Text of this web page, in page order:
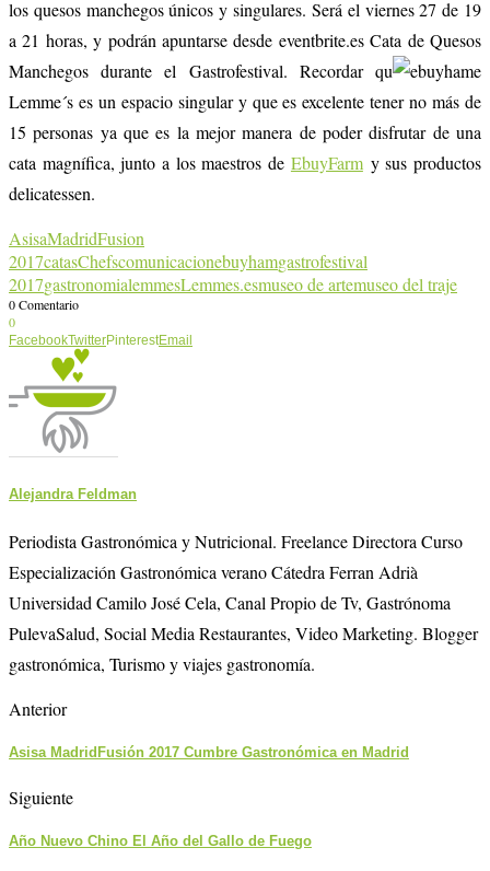
los quesos manchegos únicos y singulares. Será el viernes 27 de 19
a 21 horas, y podrán apuntarse desde eventbrite.es Cata de Quesos
Manchegos durante el Gastrofestival. Recordar qu
e
Lemme´s es un espacio singular y que es excelente tener no más de
15 personas ya que es la mejor manera de poder disfrutar de una
cata magnífica, junto a los maestros de EbuyFarmy sus productos
delicatessen.
AsisaMadridFusion
2017catasChefscomunicacionebuyhamgastrofestival
2017gastronomialemmesLemmes.esmuseo de artemuseo del traje
0 Comentario
0
FacebookTwitterPinterestEmail
Alejandra Feldman
Periodista Gastronómica y Nutricional. Freelance Directora Curso
Especialización Gastronómica verano Cátedra Ferran Adrià
Universidad Camilo José Cela, Canal Propio de Tv, Gastrónoma
PulevaSalud, Social Media Restaurantes, Video Marketing. Blogger
gastronómica, Turismo y viajes gastronomía.
Anterior
Asisa MadridFusión 2017 Cumbre Gastronómica en Madrid
Siguiente
Año Nuevo Chino El Año del Gallo de Fuego